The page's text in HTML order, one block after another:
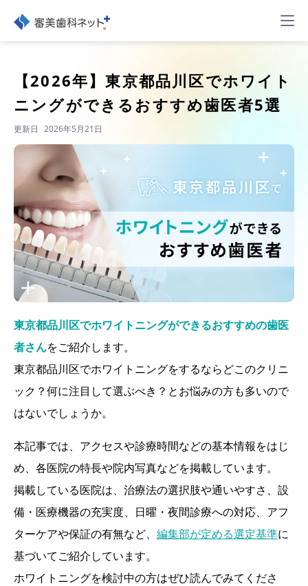
【2026年】東京都品川区でホワイト
ニングができるおすすめ歯医者5選
更新日 2026年5月21日
東京都品川区でホワイトニングができるおすすめの歯医
者さんをご紹介します。
東京都品川区でホワイトニングをするならどこのクリニ
ック？何に注目して選ぶべき？とお悩みの方も多いので
はないでしょうか。
本記事では、アクセスや診療時間などの基本情報をはじ
め、各医院の特長や院内写真などを掲載しています。
掲載している医院は、治療法の選択肢や通いやすさ、設
備・医療機器の充実度、日曜・夜間診療への対応、アフ
ターケアや保証の有無など、 編集部が定める選定基準に
基づいてご紹介しています。
ホワイトニングを検討中の方はぜひ読んでみてくださ